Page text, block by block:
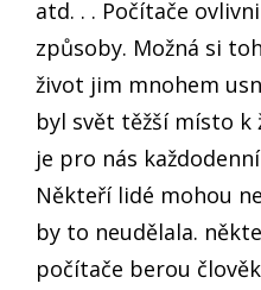
atd. . . Počítače
způsoby. Možná si
život jim mnohem
byl svět těžší místo k
je pro nás
Někteří lidé mohou
by to neudělala.
počítače berou